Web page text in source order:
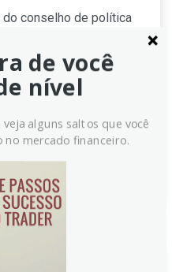
do conselho de política
o máximo de
de política. A
curva, respaldada
e autoridades.
de você
nível
alguns saltos que você
no mercado financeiro.